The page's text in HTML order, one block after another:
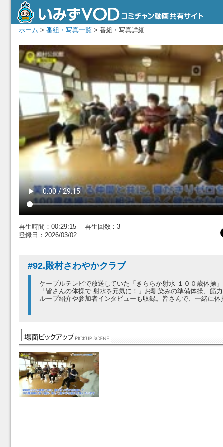
ホーム > 番組・写真一覧 > 番組・写真詳細
再生時間：00:29:15 再生回数：3
登録日：2026/03/02
#92.殿村さわやかクラブ
ケーブルテレビで放送していた「きららか射水 １００歳体操
「皆さんの体操で 射水を元気に！」お馴染みの準備体操、筋
ループ紹介や参加者インタビューも収録。皆さんで、一緒に体